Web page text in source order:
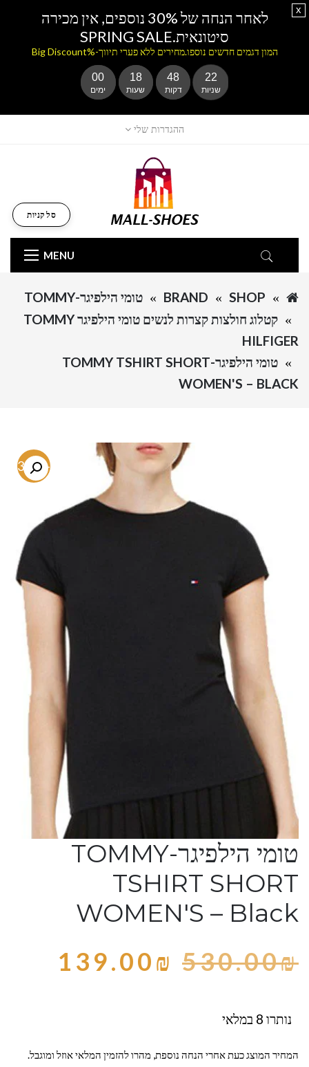
ההגדרות שלי
MENU
סל קניות
SHOP
BRAND
טומי הילפיגר-TOMMY
קטלוג חולצות קצרות לנשים טומי הילפיגר TOMMY
HILFIGER
טומי הילפיגר-TOMMY TSHIRT SHORT
WOMEN'S – BLACK
-73.8%
טומי הילפיגר-TOMMY
TSHIRT SHORT
WOMEN'S – Black
530.00₪
139.00₪
נותרו 8 במלאי
המחיר המוצג כעת אחרי הנחה נוספת, מהרו להזמין המלאי אוזל ומוגבל.
לאחר הנחה של 30% נוספים, אין מכירה
סיטונאית.SPRING SALE
המון דגמים חדשים נוספו.מחירים ללא פערי תיווך-%Big Discount
00
ימים
18
שעות
48
דקות
22
שניות
x